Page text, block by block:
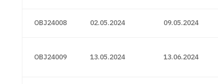
OBJ24008 02.05.2024 09.05.2024
OBJ24009 13.05.2024 13.06.2024